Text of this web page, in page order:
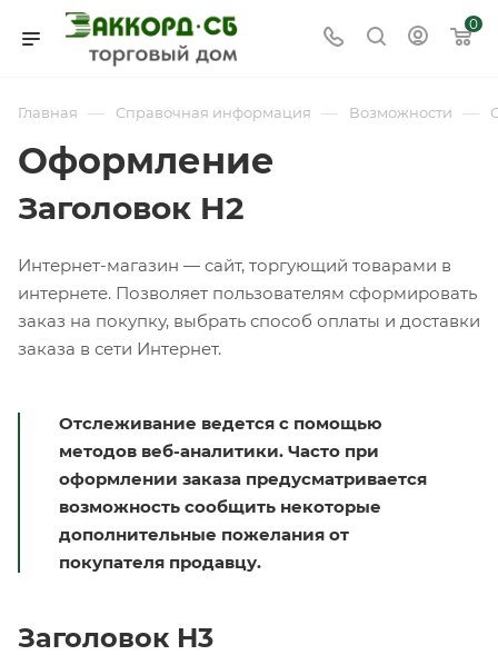
0
Главная — Справочная информация — Возможности —
Оформление
Заголовок H2
Интернет-магазин — сайт, торгующий товарами в
интернете. Позволяет пользователям сформировать
заказ на покупку, выбрать способ оплаты и доставки
заказа в сети Интернет.
Отслеживание ведется с помощью
методов веб-аналитики. Часто при
оформлении заказа предусматривается
возможность сообщить некоторые
дополнительные пожелания от
покупателя продавцу.
Заголовок H3